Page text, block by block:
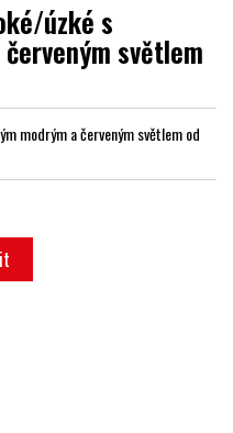
úzké s
světlem
modrým a červeným světlem od